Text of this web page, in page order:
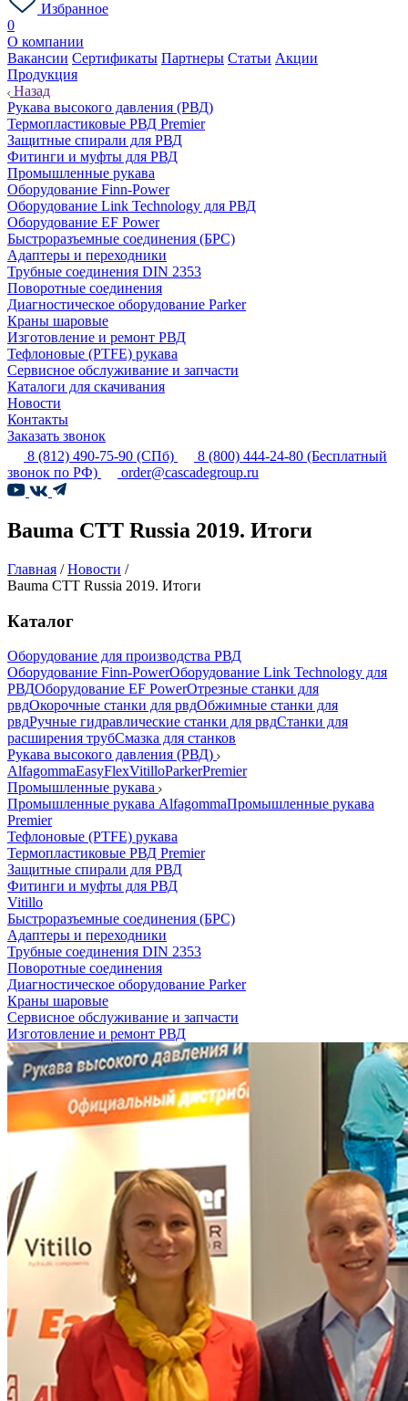
Избранное
0
О компании
Вакансии Сертификаты Партнеры Статьи Акции
Продукция
Назад
Рукава высокого давления (РВД)
Термопластиковые РВД Premier
Защитные спирали для РВД
Фитинги и муфты для РВД
Промышленные рукава
Оборудование Finn-Power
Оборудование Link Technology для РВД
Оборудование EF Power
Быстроразъемные соединения (БРС)
Адаптеры и переходники
Трубные соединения DIN 2353
Поворотные соединения
Диагностическое оборудование Parker
Краны шаровые
Изготовление и ремонт РВД
Тефлоновые (PTFE) рукава
Сервисное обслуживание и запчасти
Каталоги для скачивания
Новости
Контакты
Заказать звонок
8 (812) 490-75-90 (СПб) 8 (800) 444-24-80 (Бесплатный
звонок по РФ)
order@cascadegroup.ru
Bauma CTT Russia 2019. Итоги
Главная /Новости /
Bauma CTT Russia 2019. Итоги
Каталог
Оборудование для производства РВД
Оборудование Finn-PowerОборудование Link Technology для
РВДОборудование EF PowerОтрезные станки для
рвдОкорочные станки для рвдОбжимные станки для
рвдРучные гидравлические станки для рвдСтанки для
расширения трубСмазка для станков
Рукава высокого давления (РВД)
AlfagommaEasyFlexVitilloParkerPremier
Промышленные рукава
Промышленные рукава AlfagommaПромышленные рукава
Premier
Тефлоновые (PTFE) рукава
Термопластиковые РВД Premier
Защитные спирали для РВД
Фитинги и муфты для РВД
Vitillo
Быстроразъемные соединения (БРС)
Адаптеры и переходники
Трубные соединения DIN 2353
Поворотные соединения
Диагностическое оборудование Parker
Краны шаровые
Сервисное обслуживание и запчасти
Изготовление и ремонт РВД